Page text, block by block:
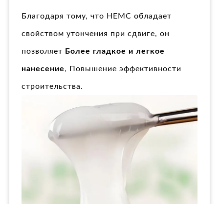
Благодаря тому, что HEMC обладает
свойством утончения при сдвиге, он
позволяет Более гладкое и легкое
нанесение, Повышение эффективности
строительства.